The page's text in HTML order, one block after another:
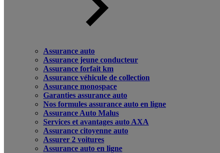
Assurance auto
Assurance jeune conducteur
Assurance forfait km
Assurance véhicule de collection
Assurance monospace
Garanties assurance auto
Nos formules assurance auto en ligne
Assurance Auto Malus
Services et avantages auto AXA
Assurance citoyenne auto
Assurer 2 voitures
Assurance auto en ligne